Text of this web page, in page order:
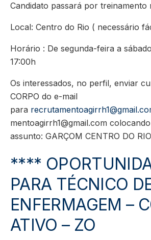
Candidato passará por treinamento
Local: Centro do Rio ( necessário
Horário : De segunda-feira a
17:00h
Os interessados, no perfil, enviar
CORPO do e-mail
para
mentoagirrh1@gmail.com
assunto: GARÇOM CENTRO DO RIO
****
PARA TÉCNICO
ENFERMAGEM –
ATIVO – ZO